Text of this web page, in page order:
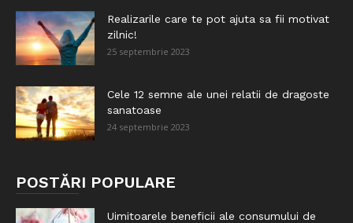
Realizarile care te pot ajuta sa fii motivat
zilnic!
25 septembrie 2023
Cele 12 semne ale unei relatii de dragoste
sanatoase
24 septembrie 2023
POSTĂRI POPULARE
Uimitoarele beneficii ale consumului de